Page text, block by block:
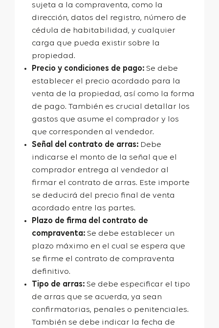
sujeta a la compraventa, como la
dirección, datos del registro, número de
cédula de habitabilidad, y cualquier
carga que pueda existir sobre la
propiedad.
Precio y condiciones de pago: Se debe
establecer el precio acordado para la
venta de la propiedad, así como la forma
de pago. También es crucial detallar los
gastos que asume el comprador y los
que corresponden al vendedor.
Señal del contrato de arras: Debe
indicarse el monto de la señal que el
comprador entrega al vendedor al
firmar el contrato de arras. Este importe
se deducirá del precio final de venta
acordado entre las partes.
Plazo de firma del contrato de
compraventa: Se debe establecer un
plazo máximo en el cual se espera que
se firme el contrato de compraventa
definitivo.
Tipo de arras: Se debe especificar el tipo
de arras que se acuerda, ya sean
confirmatorias, penales o penitenciales.
También se debe indicar la fecha de